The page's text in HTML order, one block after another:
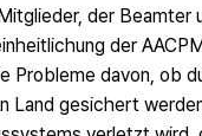
der
der
Probleme davon, ob
Land gesichert